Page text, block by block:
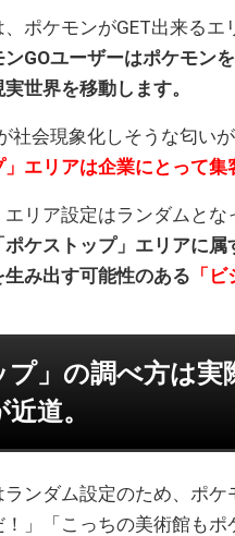
、ポケモンがGET出来る
GOユーザーはポケモン
世界を移動します。
社会現象化しそうな匂い
」エリアは企業にとって集
リア設定はランダムとな
ケストップ」エリアに
み出す可能性のある 「
プ」の調べ方は
道。
ンダム設定のため、ポ
」「こっちの美術館も